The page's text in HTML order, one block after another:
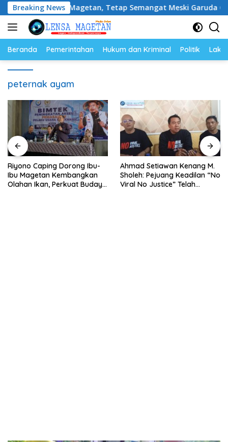
Langsung
ke
konten
Breaking News
Media Magetan, Tetap Semangat Meski Garuda Gagal Lolos
Beranda Pemerintahan Hukum dan Kriminal Politik
peternak ayam
Riyono Caping Dorong Ibu-
Ibu Magetan Kembangkan
Olahan Ikan, Perkuat Budaya
Ahmad Setiawan Kenang M.
Sholeh: Pejuang Keadilan “No
Viral No Justice” Telah